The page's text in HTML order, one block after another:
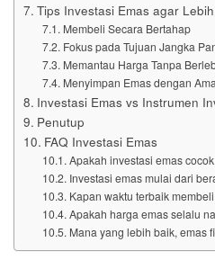
Tips Investasi Emas agar
Membeli Secara Bertahap
Fokus pada Tujuan Jangka
Memantau Harga Tanpa
Menyimpan Emas dengan
Investasi Emas vs Instrumen
Penutup
FAQ Investasi Emas
Apakah investasi emas
Investasi emas mulai dari
Kapan waktu terbaik
Apakah harga emas selalu
Mana yang lebih baik, emas